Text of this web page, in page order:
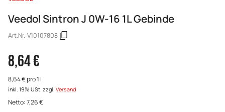
Veedol Sintron J 0W-16 1L Gebinde
Art.Nr.:V10107808
8,64 €
8,64 € pro 1 l
inkl. 19% USt. zzgl. Versand
Netto:7,26€